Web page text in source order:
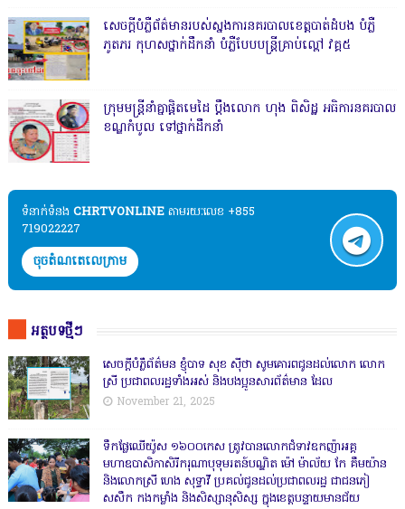
សេចក្តីបំភ្លឺព័ត៌មានរបស់ស្នងការនគរបាលខេត្តបាត់ដំបង បំភ្លឺ
ភូតភរ កុហសថ្នាក់ដឹកនាំ បំភ្លឺបែបបន្ត្រីគ្រាប់ល្ពៅ វគ្គ៥
ក្រុមមន្ត្រីនាំគ្នាផ្ដិតមេដៃ ប្ដឹងលោក ហុង ពិសិដ្ឋ អធិការនគរបាល
ខណ្ឌកំបូល ទៅថ្នាក់ដឹកនាំ
ទំនាក់ទំនង​​ CHRTVONLINE តាមរយៈលេខ +855
719022227
ចុចតំណតេលេក្រាម
អត្ថបទថ្មីៗ
សេចក្តីបំភ្លឺព័ត៌មន ខ្ញុំបាទ សុខ សុីថា សូមគោរពជូនដល់លោក លោក
ស្រី ប្រជាពលរដ្ឋទាំងអស់ និងបងប្អូនសារព័ត៌មាន ដែល
November 21, 2025
ទឹកផ្លែឈើយ៉ូស ១៦០០កេស ត្រូវបានលោកជំទាវឧកញ៉ាអគ្គ
មហាឧបាសិកាសិរីករុណាបុទុមរតន៍បណ្ឌិត ម៉ៅ ម៉ាល័យ កែ គឹមយ៉ាន
និងលោកស្រី ហេង សុទ្ធាវី ប្រគល់ជូនដល់ប្រជាពលរដ្ឋ ជាជនភៀ
សសឹក កងកម្លាំង និងសិស្សានុសិស្ស ក្នុងខេត្តបន្ទាយមានជ័យ